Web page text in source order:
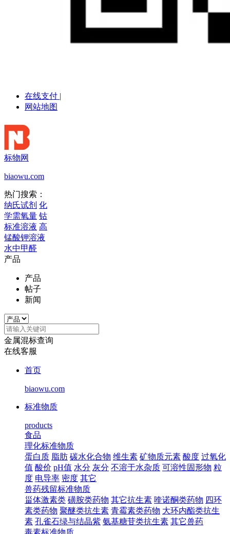
在线支付 |
网站地图
标物网
biaowu.com
热门搜索：
纳氏试剂 化
学需氧量 钴
标准溶液 高
锰酸钾溶液
水中甲醛
产品
产品
帖子
新闻
金属混标查询
在线客服
首页
biaowu.com
标准物质
products
食品
理化标准物质
蛋白质 脂肪 碳水化合物 维生素 矿物质元素 酸度 过氧化
值 酸价 pH值 水分 灰分 不溶于水杂质 可溶性固形物 粒
度 电导率 密度 其它
兽药残留标准物质
甾体激素类 磺胺类药物 其它抗生素 喹诺酮类药物 四环
素类药物 聚醚类抗生素 青霉素类药物 大环内酯类抗生
素 孔雀石绿与结晶紫 氨基糖苷类抗生素 其它兽药
毒素标准物质